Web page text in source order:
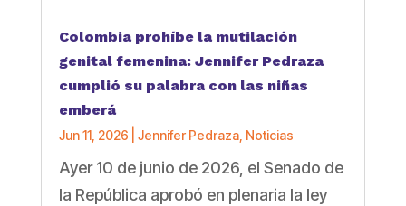
Colombia prohíbe la mutilación
genital femenina: Jennifer Pedraza
cumplió su palabra con las niñas
emberá
Jun 11, 2026 Jennifer Pedraza, Noticias
Ayer 10 de junio de 2026, el Senado de
la República aprobó en plenaria la ley